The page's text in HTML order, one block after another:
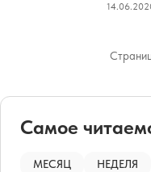
Самое
МЕСЯЦ НЕДЕЛЯ